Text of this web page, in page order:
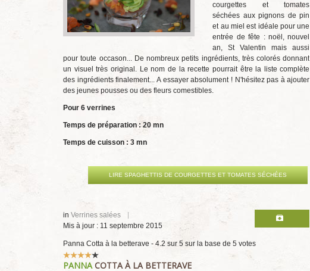
courgettes et tomates
séchées aux pignons de pin
et au miel est idéale pour une
entrée de fête : noël, nouvel
an, St Valentin mais aussi
pour toute occason... De nombreux petits ingrédients, très colorés donnant
un visuel très original. Le nom de la recette pourrait être la liste complète
des ingrédients finalement... A essayer absolument ! N'hésitez pas à ajouter
des jeunes pousses ou des fleurs comestibles.
Pour 6 verrines
Temps de préparation : 20 mn
Temps de cuisson : 3 mn
LIRE SPAGHETTIS DE COURGETTES ET TOMATES SÉCHÉES
in Verrines salées
Mis à jour : 11 septembre 2015
Panna Cotta à la betterave - 4.2 sur 5 sur la base de 5 votes
Vote
utilisateur:4/5
PANNACOTTA À LA BETTERAVE